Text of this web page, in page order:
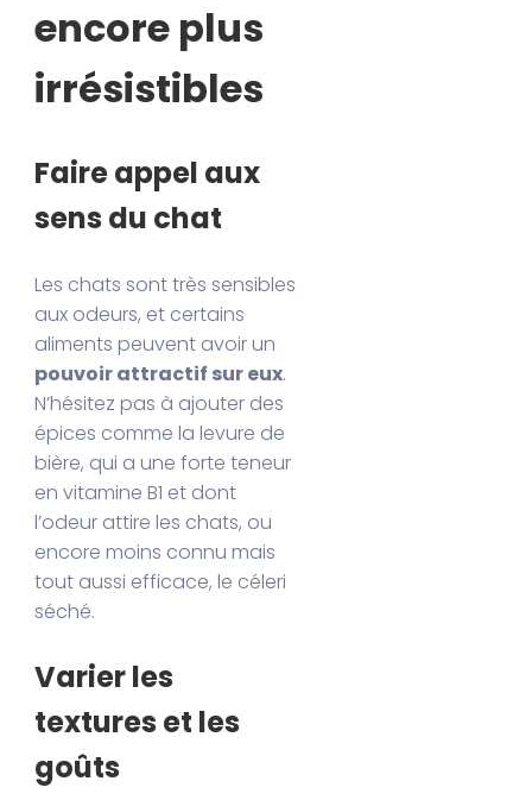
encore plus
irrésistibles
Faire appel aux
sens du chat
Les chats sont très sensibles
aux odeurs, et certains
aliments peuvent avoir un
pouvoir attractif sur eux.
N’hésitez pas à ajouter des
épices comme la levure de
bière, qui a une forte teneur
en vitamine B1 et dont
l’odeur attire les chats, ou
encore moins connu mais
tout aussi efficace, le céleri
séché.
Varier les
textures et les
goûts